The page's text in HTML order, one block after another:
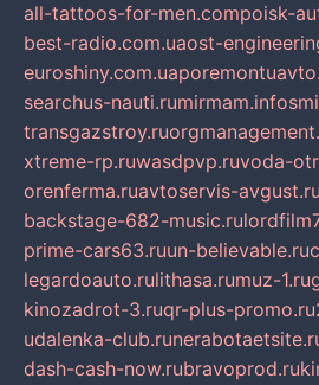
all-tattoos-for-men.compoisk-
best-radio.com.uaost-
euroshiny.com.ua
searchus-nauti.rumirmam.info
transgazstroy.ru
xtreme-rp.ruwasdpvp.ruvoda-
orenferma.ruavtoservis-avgust.ru
backstage-682-music.ru
prime-cars63.ruun-believable.ru
legardoauto.rulithasa.rumuz-1.ru
kinozadrot-3.ruqr-plus-promo.ru
udalenka-club.ru
dash-cash-now.rubravoprod.ru